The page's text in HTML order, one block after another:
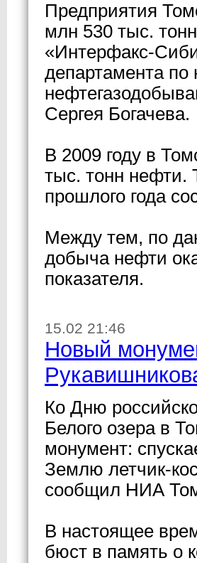
Предприятия
млн 530 тыс.
«Интерфакс-
департамента
Сергея Богачева.
В 2009 году в
тыс. тонн нефти.
прошлого года
Между тем, по
добыча нефти
показателя.
15.02 21:46
Новый
Ко Дню
Белого озера в
монумент:
Землю летчик-
сообщил НИА
В настоящее
бюст в память о